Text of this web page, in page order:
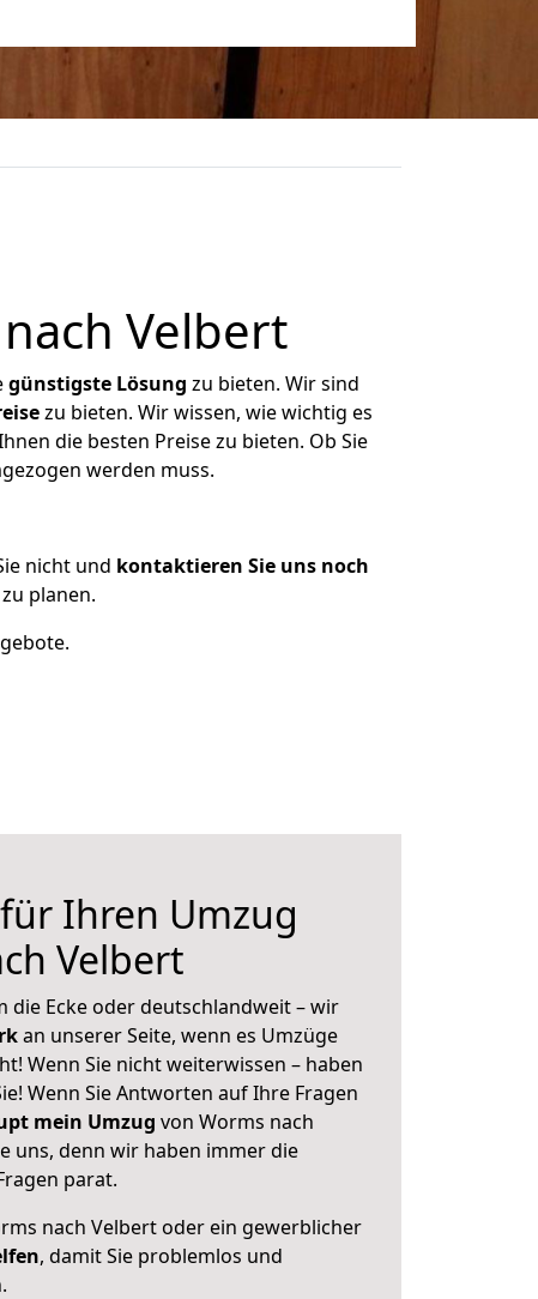
Velbert
günstigste Lösung zu bieten. Wir sind
zu bieten. Wir wissen, wie wichtig es
die besten Preise zu bieten. Ob Sie
werden muss.
nicht und kontaktieren Sie uns noch
planen.
Ihren Umzug
Velbert
die Ecke oder deutschlandweit – wir
an unserer Seite, wenn es Umzüge
Wenn Sie nicht weiterwissen – haben
Wenn Sie Antworten auf Ihre Fragen
mein Umzug von Worms nach
uns, denn wir haben immer die
parat.
nach Velbert oder ein gewerblicher
, damit Sie problemlos und